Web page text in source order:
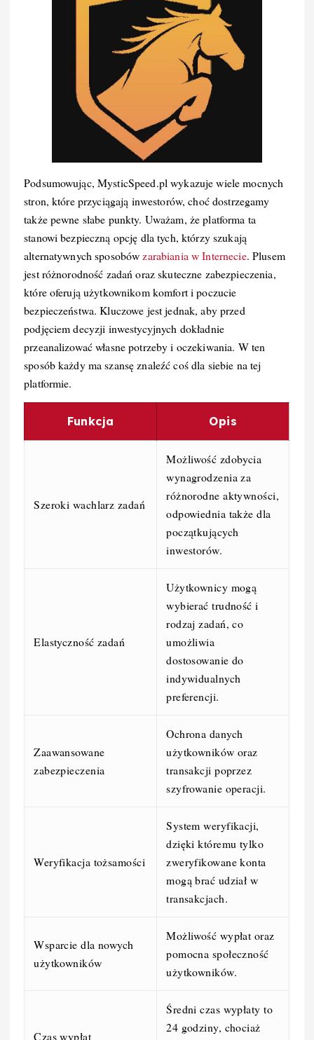
Podsumowując, MysticSpeed.pl wykazuje wiele mocnych
stron, które przyciągają inwestorów, choć dostrzegamy
także pewne słabe punkty. Uważam, że platforma ta
stanowi bezpieczną opcję dla tych, którzy szukają
alternatywnych sposobówzarabiania w Internecie. Plusem
jest różnorodność zadań oraz skuteczne zabezpieczenia,
które oferują użytkownikom komfort i poczucie
bezpieczeństwa. Kluczowe jest jednak, aby przed
podjęciem decyzji inwestycyjnych dokładnie
przeanalizować własne potrzeby i oczekiwania. W ten
sposób każdy ma szansę znaleźć coś dla siebie na tej
platformie.
Funkcja Opis
Szeroki wachlarz zadań
Możliwość zdobycia
wynagrodzenia za
różnorodne aktywności,
odpowiednia także dla
początkujących
inwestorów.
Elastyczność zadań
Użytkownicy mogą
wybierać trudność i
rodzaj zadań, co
umożliwia
dostosowanie do
indywidualnych
preferencji.
Zaawansowane
zabezpieczenia
Ochrona danych
użytkowników oraz
transakcji poprzez
szyfrowanie operacji.
Weryfikacja tożsamości
System weryfikacji,
dzięki któremu tylko
zweryfikowane konta
mogą brać udział w
transakcjach.
Wsparcie dla nowych
użytkowników
Możliwość wypłat oraz
pomocna społeczność
użytkowników.
Czas wypłat
Średni czas wypłaty to
24 godziny, chociaż